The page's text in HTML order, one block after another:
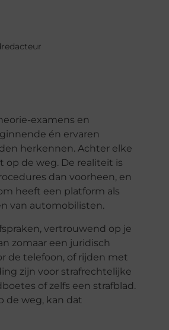
examens en
én ervaren
herkennen. Achter elke
op de weg. De realiteit is
dan voorheen, en
heeft een platform als
van automobilisten.
vertrouwend op je
zomaar een juridisch
de telefoon, of rijden met
zijn voor strafrechtelijke
of zelfs een strafblad.
de weg, kan dat